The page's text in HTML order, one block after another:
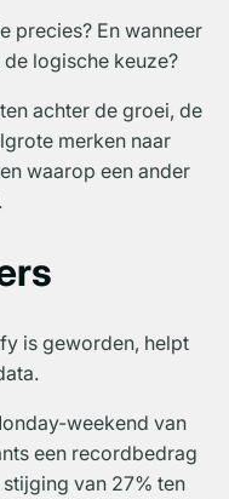
precies? En wanneer
logische keuze?
achter de groei, de
merken naar
waarop een ander
is geworden, helpt
weekend van
een recordbedrag
van 27% ten